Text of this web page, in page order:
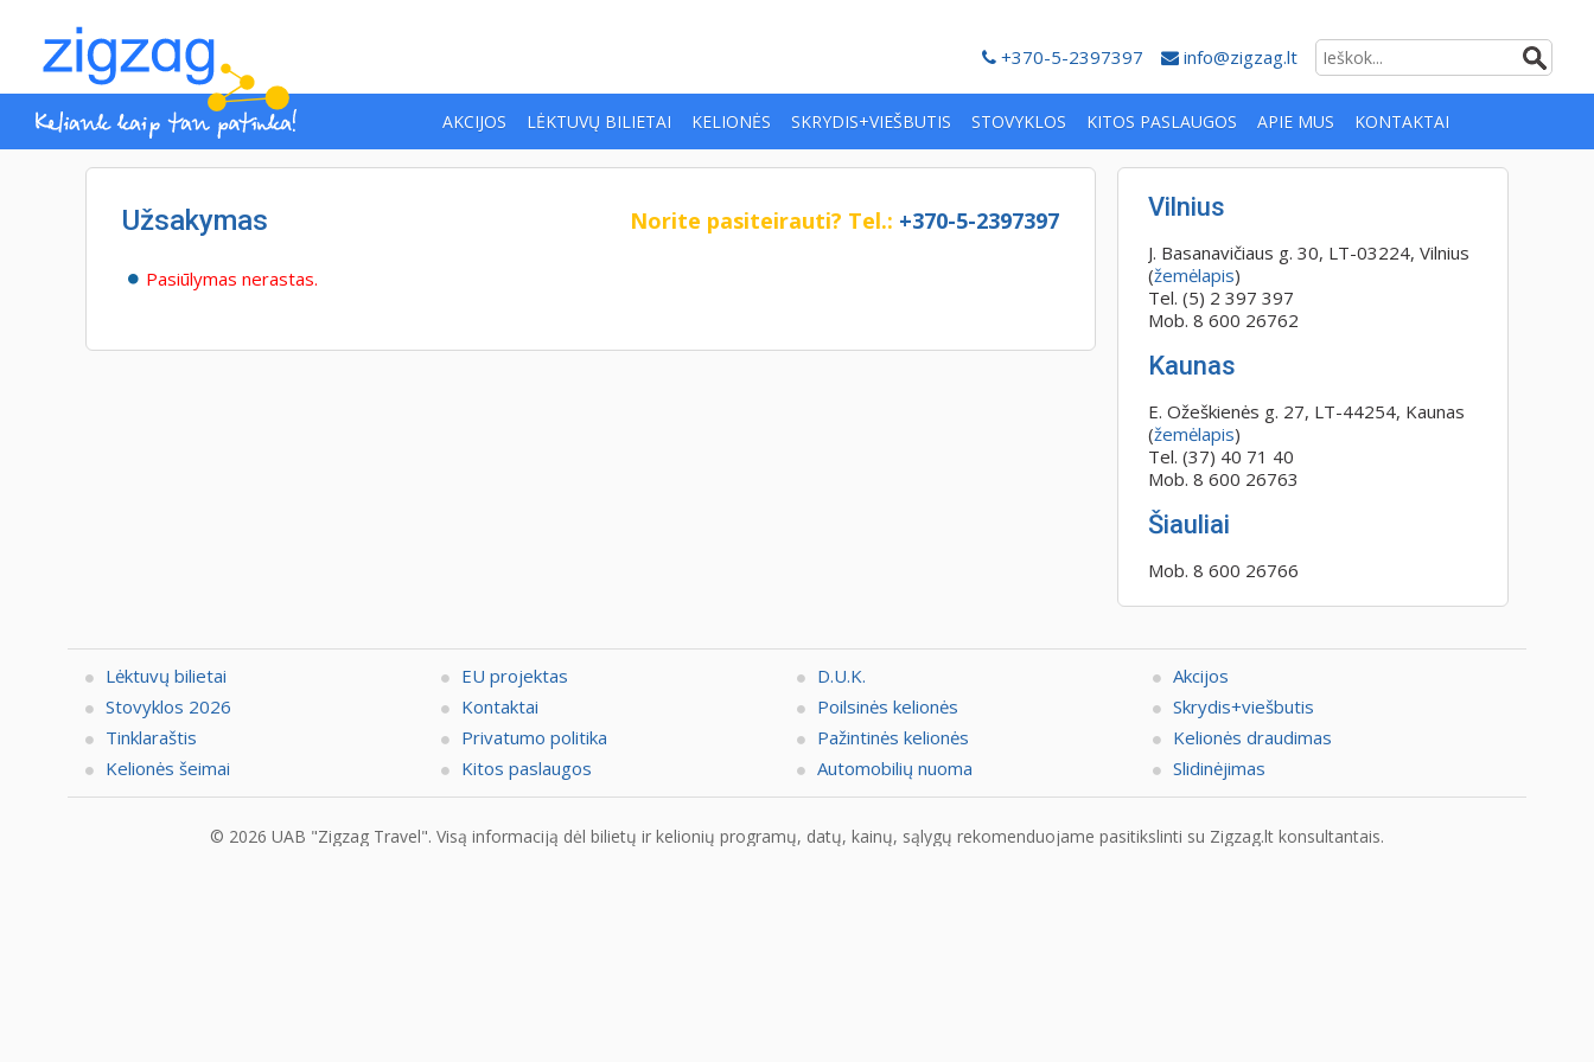
+370-5-2397397 info@zigzag.lt
AKCIJOS LĖKTUVŲ BILIETAI KELIONĖS SKRYDIS+VIEŠBUTIS STOVYKLOS KITOS PASLAUGOS APIE MUS KONTAKTAI
Užsakymas Norite pasiteirauti? Tel.: +370-5-2397397
Pasiūlymas nerastas.
Vilnius
J. Basanavičiaus g. 30, LT-03224, Vilnius
(žemėlapis)
Tel. (5) 2 397 397
Mob. 8 600 26762
Kaunas
E. Ožeškienės g. 27, LT-44254, Kaunas
(žemėlapis)
Tel. (37) 40 71 40
Mob. 8 600 26763
Šiauliai
Mob. 8 600 26766
Lėktuvų bilietai EU projektas D.U.K.
Akcijos
Stovyklos 2026
Kontaktai Poilsinės kelionės
Skrydis+viešbutis
Tinklaraštis
Privatumo politika Pažintinės kelionės
Kelionės draudimas
Kelionės šeimai
Kitos paslaugos Automobilių nuoma Slidinėjimas
© 2026 UAB "Zigzag Travel". Visą informaciją dėl bilietų ir kelionių programų, datų, kainų, sąlygų rekomenduojame pasitikslinti su Zigzag.lt konsultantais.